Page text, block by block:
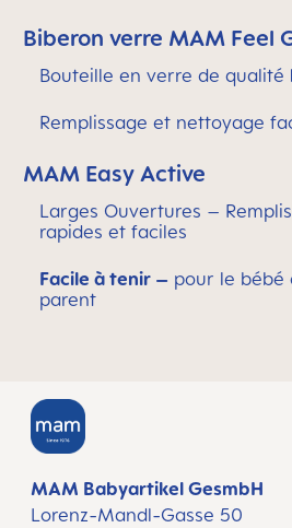
Biberon verre MAM Feel
Bouteille en verre de qualité
Remplissage et nettoyage
MAM Easy Active
Larges Ouvertures –
rapides et faciles
Facile à tenir – pour le bébé
parent
MAM Babyartikel GesmbH
Lorenz-Mandl-Gasse 50